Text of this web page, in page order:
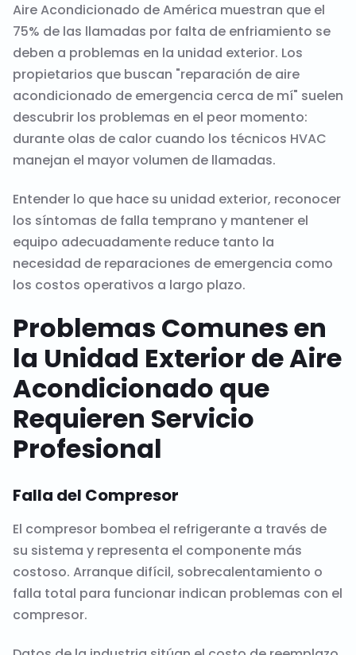
Aire Acondicionado de América muestran que el
75% de las llamadas por falta de enfriamiento se
deben a problemas en la unidad exterior. Los
propietarios que buscan "reparación de aire
acondicionado de emergencia cerca de mí" suelen
descubrir los problemas en el peor momento:
durante olas de calor cuando los técnicos HVAC
manejan el mayor volumen de llamadas.
Entender lo que hace su unidad exterior, reconocer
los síntomas de falla temprano y mantener el
equipo adecuadamente reduce tanto la
necesidad de reparaciones de emergencia como
los costos operativos a largo plazo.
Problemas Comunes en
la Unidad Exterior de Aire
Acondicionado que
Requieren Servicio
Profesional
Falla del Compresor
El compresor bombea el refrigerante a través de
su sistema y representa el componente más
costoso. Arranque difícil, sobrecalentamiento o
falla total para funcionar indican problemas con el
compresor.